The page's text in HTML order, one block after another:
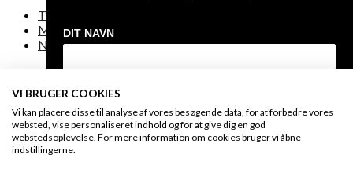
Tilbud
Mest solgte vine
Nye vine
FAQ
Kontakt os
Sikker betaling
VI BRUGER COOKIES
Vi kan placere disse til analyse af vores besøgende data, for at forbedre vores
websted, vise personaliseret indhold og for at give dig en god
webstedsoplevelse. For mere information om cookies bruger vi åbne
indstillingerne.
DIT NAVN
DIN EMAIL